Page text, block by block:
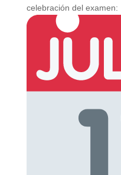
celebración del examen: